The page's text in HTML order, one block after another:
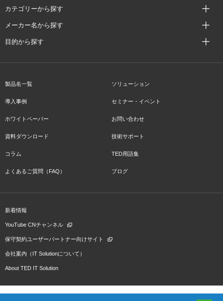
カテゴリーから探す
メーカー名から探す
目的から探す
製品名一覧 ソリューション
導入事例 セミナー・イベント
ホワイトペーパー お問い合わせ
資料ダウンロード 技術サポート
コラム TED用語集
よくあるご質問（FAQ） ブログ
新着情報
YouTube CNチャンネル
保守契約ユーザーパートナー向けサイト
会社案内（IT Solutionについて）
About TED IT Solution